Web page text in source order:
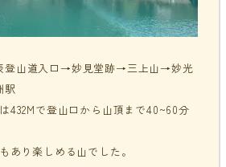
山道入口→妙見堂跡→三上山→妙光
駅
432Mで登山口から山頂まで40~60分
あり楽しめる山でした。